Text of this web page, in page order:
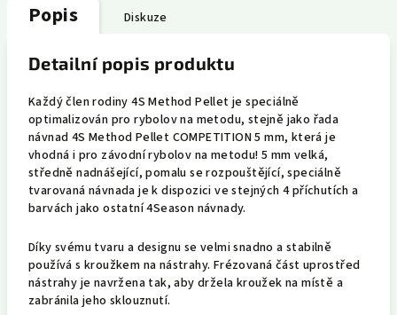
Popis Diskuze
Detailní popis produktu
Každý člen rodiny 4S Method Pellet je speciálně
optimalizován pro rybolov na metodu, stejně jako řada
návnad 4S Method Pellet COMPETITION 5 mm, která je
vhodná i pro závodní rybolov na metodu! 5 mm velká,
středně nadnášející, pomalu se rozpouštějící, speciálně
tvarovaná návnada je k dispozici ve stejných 4 příchutích a
barvách jako ostatní 4Season návnady.
Díky svému tvaru a designu se velmi snadno a stabilně
používá s kroužkem na nástrahy. Frézovaná část uprostřed
nástrahy je navržena tak, aby držela kroužek na místě a
zabránila jeho sklouznutí.